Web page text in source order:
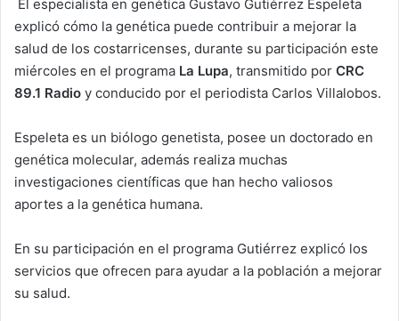
El especialista en genética Gustavo Gutiérrez Espeleta
explicó cómo la genética puede contribuir a mejorar la
salud de los costarricenses, durante su participación este
miércoles en el programa La Lupa, transmitido por CRC
89.1 Radio y conducido por el periodista Carlos Villalobos.
Espeleta es un biólogo genetista, posee un doctorado en
genética molecular, además realiza muchas
investigaciones científicas que han hecho valiosos
aportes a la genética humana.
En su participación en el programa Gutiérrez explicó los
servicios que ofrecen para ayudar a la población a mejorar
su salud.